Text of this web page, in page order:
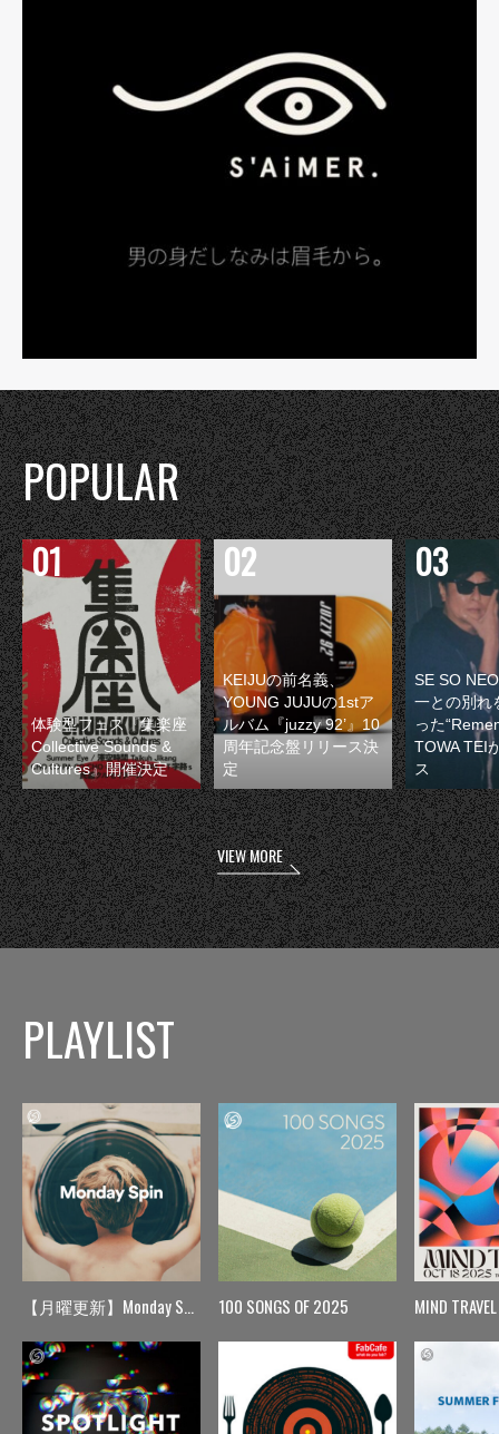
POPULAR
体験型フェス『集楽座
Collective Sounds &
Cultures』開催決定
KEIJUの前名義、
YOUNG JUJUの1stア
ルバム『juzzy 92’』10
周年記念盤リリース決
定
SE SO
一との別れ
った
TOWA TEI
ス
VIEW MORE
PLAYLIST
【月曜更新】Monday Spin 100 SONGS OF 2025 MIND TRAVEL